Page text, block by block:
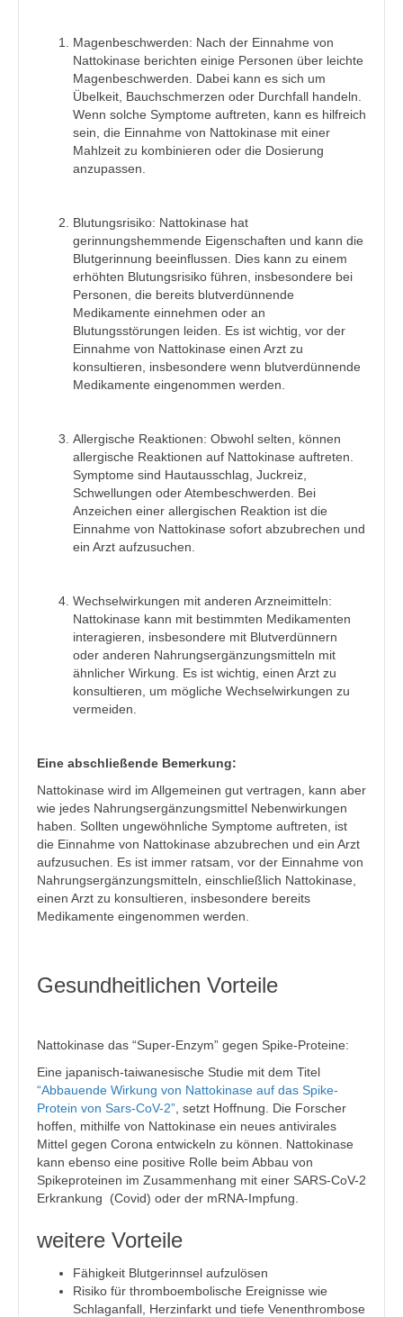
Magenbeschwerden: Nach der Einnahme von
Nattokinase berichten einige Personen über leichte
Magenbeschwerden. Dabei kann es sich um
Übelkeit, Bauchschmerzen oder Durchfall handeln.
Wenn solche Symptome auftreten, kann es hilfreich
sein, die Einnahme von Nattokinase mit einer
Mahlzeit zu kombinieren oder die Dosierung
anzupassen.
Blutungsrisiko: Nattokinase hat
gerinnungshemmende Eigenschaften und kann die
Blutgerinnung beeinflussen. Dies kann zu einem
erhöhten Blutungsrisiko führen, insbesondere bei
Personen, die bereits blutverdünnende
Medikamente einnehmen oder an
Blutungsstörungen leiden. Es ist wichtig, vor der
Einnahme von Nattokinase einen Arzt zu
konsultieren, insbesondere wenn blutverdünnende
Medikamente eingenommen werden.
Allergische Reaktionen: Obwohl selten, können
allergische Reaktionen auf Nattokinase auftreten.
Symptome sind Hautausschlag, Juckreiz,
Schwellungen oder Atembeschwerden. Bei
Anzeichen einer allergischen Reaktion ist die
Einnahme von Nattokinase sofort abzubrechen und
ein Arzt aufzusuchen.
Wechselwirkungen mit anderen Arzneimitteln:
Nattokinase kann mit bestimmten Medikamenten
interagieren, insbesondere mit Blutverdünnern
oder anderen Nahrungsergänzungsmitteln mit
ähnlicher Wirkung. Es ist wichtig, einen Arzt zu
konsultieren, um mögliche Wechselwirkungen zu
vermeiden.
Eine abschließende Bemerkung:
Nattokinase wird im Allgemeinen gut vertragen, kann aber
wie jedes Nahrungsergänzungsmittel Nebenwirkungen
haben. Sollten ungewöhnliche Symptome auftreten, ist
die Einnahme von Nattokinase abzubrechen und ein Arzt
aufzusuchen. Es ist immer ratsam, vor der Einnahme von
Nahrungsergänzungsmitteln, einschließlich Nattokinase,
einen Arzt zu konsultieren, insbesondere bereits
Medikamente eingenommen werden.
Gesundheitlichen Vorteile
Nattokinase das “Super-Enzym” gegen Spike-Proteine:
Eine japanisch-taiwanesische Studie mit dem Titel
“Abbauende Wirkung von Nattokinase auf das Spike-
Protein von Sars-CoV-2” , setzt Hoffnung. Die Forscher
hoffen, mithilfe von Nattokinase ein neues antivirales
Mittel gegen Corona entwickeln zu können. Nattokinase
kann ebenso eine positive Rolle beim Abbau von
Spikeproteinen im Zusammenhang mit einer SARS-CoV-2
Erkrankung (Covid) oder der mRNA-Impfung.
weitere Vorteile
Fähigkeit Blutgerinnsel aufzulösen
Risiko für thromboembolische Ereignisse wie
Schlaganfall, Herzinfarkt und tiefe Venenthrombose